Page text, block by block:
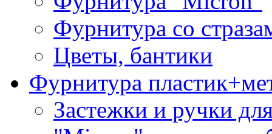
Фурнитура со
Цветы, бантики
Фурнитура
Застежки и ручки